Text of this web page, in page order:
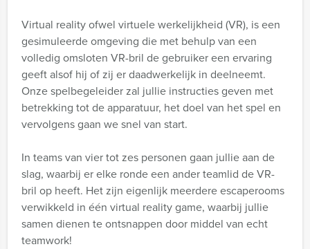
Virtual reality ofwel virtuele werkelijkheid (VR), is een
gesimuleerde omgeving die met behulp van een
volledig omsloten VR-bril de gebruiker een ervaring
geeft alsof hij of zij er daadwerkelijk in deelneemt.
Onze spelbegeleider zal jullie instructies geven met
betrekking tot de apparatuur, het doel van het spel en
vervolgens gaan we snel van start.
In teams van vier tot zes personen gaan jullie aan de
slag, waarbij er elke ronde een ander teamlid de VR-
bril op heeft. Het zijn eigenlijk meerdere escaperooms
verwikkeld in één virtual reality game, waarbij jullie
samen dienen te ontsnappen door middel van echt
teamwork!